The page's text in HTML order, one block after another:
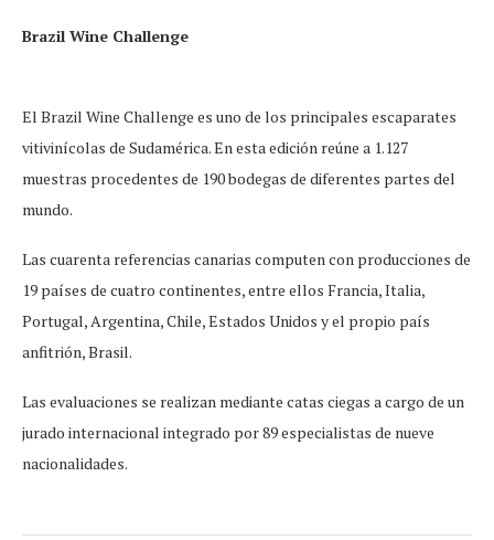
Brazil Wine Challenge
El Brazil Wine Challenge es uno de los principales escaparates
vitivinícolas de Sudamérica. En esta edición reúne a 1.127
muestras procedentes de 190 bodegas de diferentes partes del
mundo.
Las cuarenta referencias canarias computen con producciones de
19 países de cuatro continentes, entre ellos Francia, Italia,
Portugal, Argentina, Chile, Estados Unidos y el propio país
anfitrión, Brasil.
Las evaluaciones se realizan mediante catas ciegas a cargo de un
jurado internacional integrado por 89 especialistas de nueve
nacionalidades.